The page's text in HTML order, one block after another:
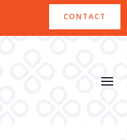
CONTACT